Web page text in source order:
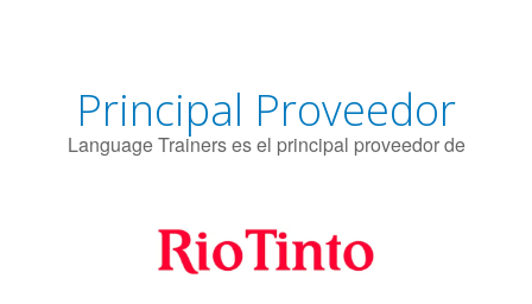
Principal Proveedor